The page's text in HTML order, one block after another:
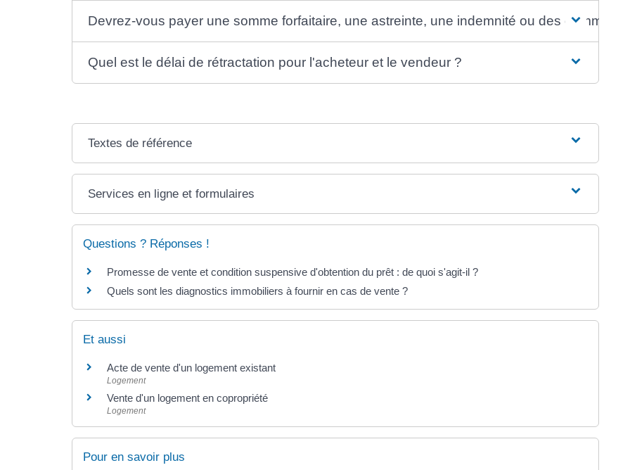
Devrez-vous payer une somme forfaitaire, une astreinte, une indemnité ou des dommages
Quel est le délai de rétractation pour l'acheteur et le vendeur ?
Textes de référence
Services en ligne et formulaires
Questions ? Réponses !
Promesse de vente et condition suspensive d'obtention du prêt : de quoi s'agit-il ?
Quels sont les diagnostics immobiliers à fournir en cas de vente ?
Et aussi
Acte de vente d'un logement existant
Logement
Vente d'un logement en copropriété
Logement
Pour en savoir plus